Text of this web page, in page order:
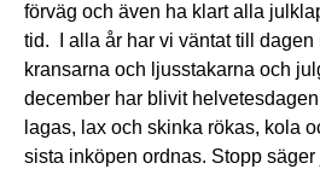
förväg och även ha klart alla
tid. I alla år har vi väntat till dagen
kransarna och ljusstakarna och
december har blivit
lagas, lax och skinka rökas, kola
sista inköpen ordnas. Stopp